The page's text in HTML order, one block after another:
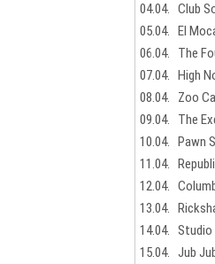
04.04. Club
05.04. El
06.04. The
07.04. High
08.04. Zoo
09.04. The
10.04. Pawn
11.04.
12.04.
13.04.
14.04. Studio
15.04. Jub